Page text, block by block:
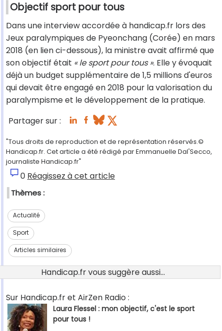
Objectif sport pour tous
Dans une interview accordée à handicap.fr lors des
Jeux paralympiques de Pyeonchang (Corée) en mars
2018 (en lien ci-dessous), la ministre avait affirmé que
son objectif était « le sport pour tous ». Elle y évoquait
déjà un budget supplémentaire de 1,5 millions d'euros
qui devait être engagé en 2018 pour la valorisation du
paralympisme et le développement de la pratique.
Partager sur :
"Tous droits de reproduction et de représentation réservés.©
Handicap.fr. Cet article a été rédigé par Emmanuelle Dal'Secco,
journaliste Handicap.fr"
0 Réagissez à cet article
Thèmes :
Actualité
Sport
Articles similaires
Handicap.fr vous suggère aussi...
Sur Handicap.fr et AirZen Radio :
Laura Flessel : mon objectif, c'est le sport
pour tous !